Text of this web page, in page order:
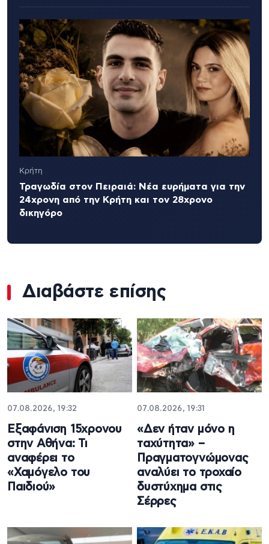
Κρήτη
Τραγωδία στον Πειραιά: Νέα ευρήματα για την
24χρονη από την Κρήτη και τον 28χρονο
δικηγόρο
Διαβάστε επίσης
07.08.2026, 19:32
Εξαφάνιση 15χρονου
στην Αθήνα: Τι
αναφέρει το
«Χαμόγελο του
Παιδιού»
07.08.2026, 19:31
«Δεν ήταν μόνο η
ταχύτητα» –
Πραγματογνώμονας
αναλύει το τροχαίο
δυστύχημα στις
Σέρρες